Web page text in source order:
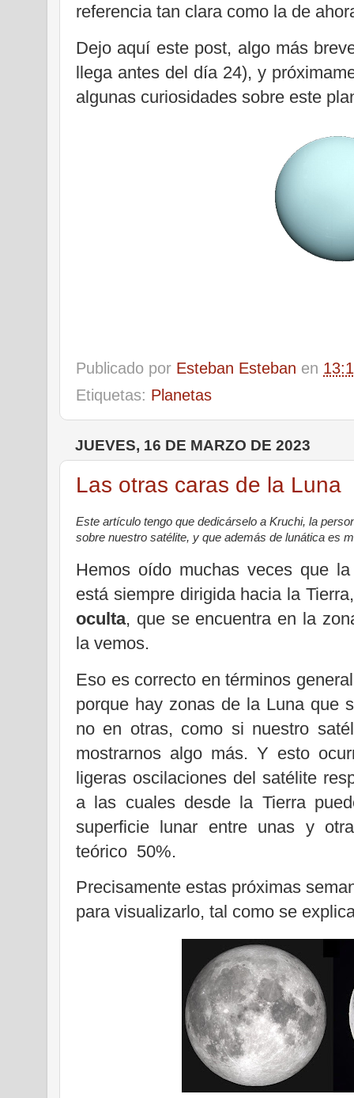
referencia tan clara como la de
Dejo aquí este post, algo más
llega antes del día 24), y
algunas curiosidades sobre este
Publicado por Esteban Esteban en
Etiquetas: Planetas
JUEVES, 16 DE MARZO DE 2023
Las otras caras de la Luna
Este artículo tengo que dedicárselo a Kruchi, la
sobre nuestro satélite, y que además de lunática es
Hemos oído muchas veces que
está siempre dirigida hacia la
oculta, que se encuentra en la
la vemos.
Eso es correcto en términos
porque hay zonas de la Luna que
no en otras, como si nuestro
mostrarnos algo más. Y esto
ligeras oscilaciones del satélite
a las cuales desde la Tierra
superficie lunar entre unas y
teórico 50%.
Precisamente estas próximas
para visualizarlo, tal como se